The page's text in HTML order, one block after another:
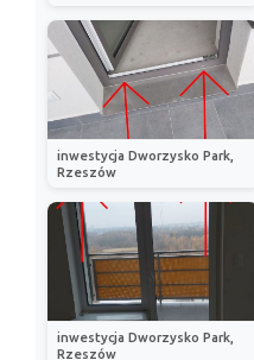
inwestycja Dworzysko Park,
Rzeszów
inwestycja Dworzysko Park,
Rzeszów